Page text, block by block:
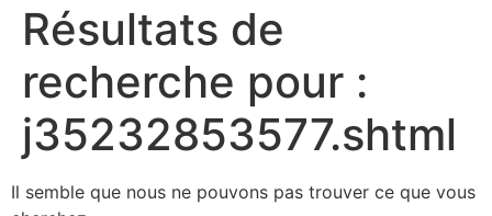
Résultats de
recherche pour :
j35232853577.shtml
Il semble que nous ne pouvons pas trouver ce que vous